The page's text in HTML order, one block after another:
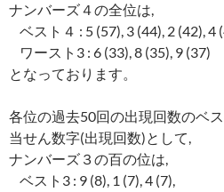
ナンバーズ４の全位は,
ベスト４ : 5 (57), 3 (44), 2 (42), 4
ワースト3 : 6 (33), 8 (35), 9 (37)
となっております。
各位の過去50回の出現回数のベ
当せん数字(出現回数)として,
ナンバーズ３の百の位は,
ベスト3 : 9 (8), 1 (7), 4 (7),